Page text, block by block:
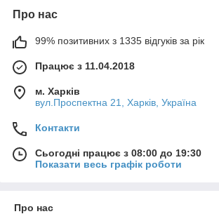
Про нас
99% позитивних з 1335 відгуків за рік
Працює з 11.04.2018
м. Харків
вул.Проспектна 21, Харків, Україна
Контакти
Сьогодні працює з 08:00 до 19:30
Показати весь графік роботи
Про нас